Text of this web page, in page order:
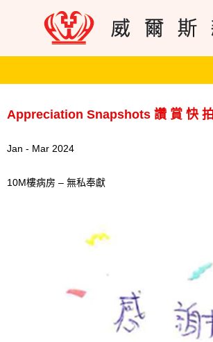
Appreciation Snapshots 讚 賞 快 拍
Jan - Mar 2024
10M樓病房 – 無私奉獻